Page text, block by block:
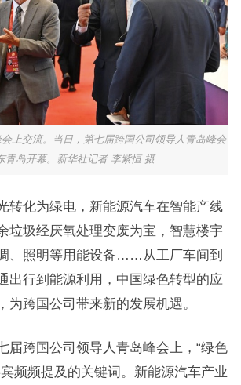
上交流。当日，第七届跨国公司领导人青岛峰会
青岛开幕。新华社记者 李紫恒 摄
转化为绿电，新能源汽车在智能产线
垃圾经厌氧处理变废为宝，智慧楼宇
、照明等用能设备……从工厂车间到
出行到能源利用，中国绿色转型的应
为跨国公司带来新的发展机遇。
届跨国公司领导人青岛峰会上，“绿色
频频提及的关键词。新能源汽车产业